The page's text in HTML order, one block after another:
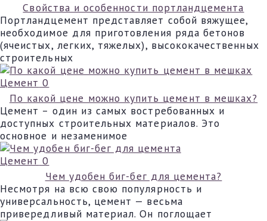
Свойства и особенности портландцемента
Портландцемент представляет собой вяжущее,
необходимое для приготовления ряда бетонов
(ячеистых, легких, тяжелых), высококачественных
строительных
Цемент 0
По какой цене можно купить цемент в мешках?
Цемент – один из самых востребованных и
доступных строительных материалов. Это
основное и незаменимое
Цемент 0
Чем удобен биг-бег для цемента?
Несмотря на всю свою популярность и
универсальность, цемент — весьма
привередливый материал. Он поглощает